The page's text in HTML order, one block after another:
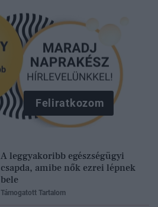
Feliratkozom
A leggyakoribb egészségügyi
csapda, amibe nők ezrei lépnek
bele
Támogatott Tartalom